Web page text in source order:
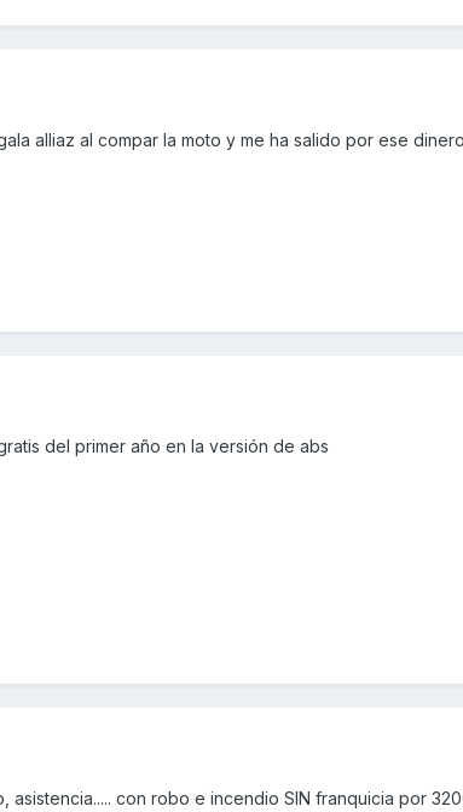
alliaz al compar la moto y me ha salido por ese
del primer año en la versión de abs
asistencia..... con robo e incendio SIN franquicia por